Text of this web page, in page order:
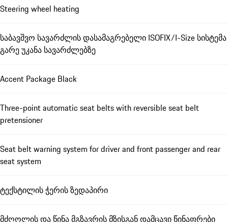
Steering wheel heating
საბავშვო სავარძლის დასამაგრებელი ISOFIX/I-Size სისტემა
გარე უკანა სავარძლებზე
Accent Package Black
Three-point automatic seat belts with reversible seat belt
pretensioner
Seat belt warning system for driver and front passenger and rear
seat system
ტექსტილის ჭერის ზედაპირი
მძღოლის და წინა მგზავრის მზისგან დამცავი წინაფრები